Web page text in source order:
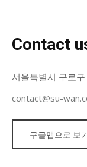
Contact
서울특별시 구로
contact@su-
구글맵으로 보